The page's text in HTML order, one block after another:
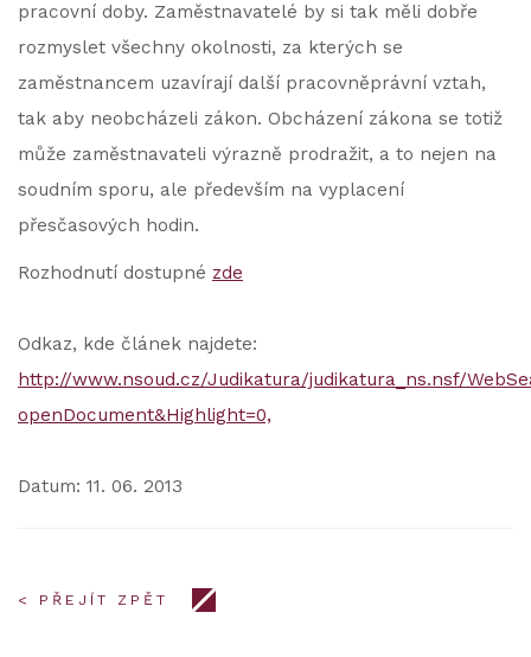
pracovní doby. Zaměstnavatelé by si tak měli dobře
rozmyslet všechny okolnosti, za kterých se
zaměstnancem uzavírají další pracovněprávní vztah,
tak aby neobcházeli zákon. Obcházení zákona se totiž
může zaměstnavateli výrazně prodražit, a to nejen na
soudním sporu, ale především na vyplacení
přesčasových hodin.
Rozhodnutí dostupné zde
Odkaz, kde článek najdete:
http://www.nsoud.cz/Judikatura/judikatura_ns.nsf/
openDocument&Highlight=0,
Datum: 11. 06. 2013
< PŘEJÍT ZPĚT